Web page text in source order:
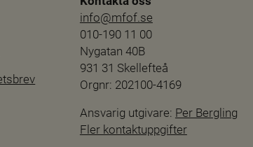
info@mfof.se
010-190 11 00
Nygatan 40B
931 31 Skellefteå
Orgnr: 202100-4169
Ansvarig utgivare: Per Bergling
Fler kontaktuppgifter